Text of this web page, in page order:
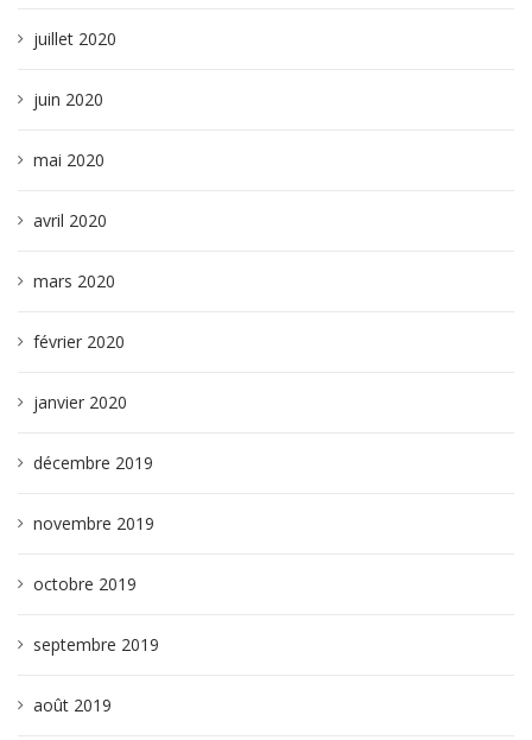
juillet 2020
juin 2020
mai 2020
avril 2020
mars 2020
février 2020
janvier 2020
décembre 2019
novembre 2019
octobre 2019
septembre 2019
août 2019